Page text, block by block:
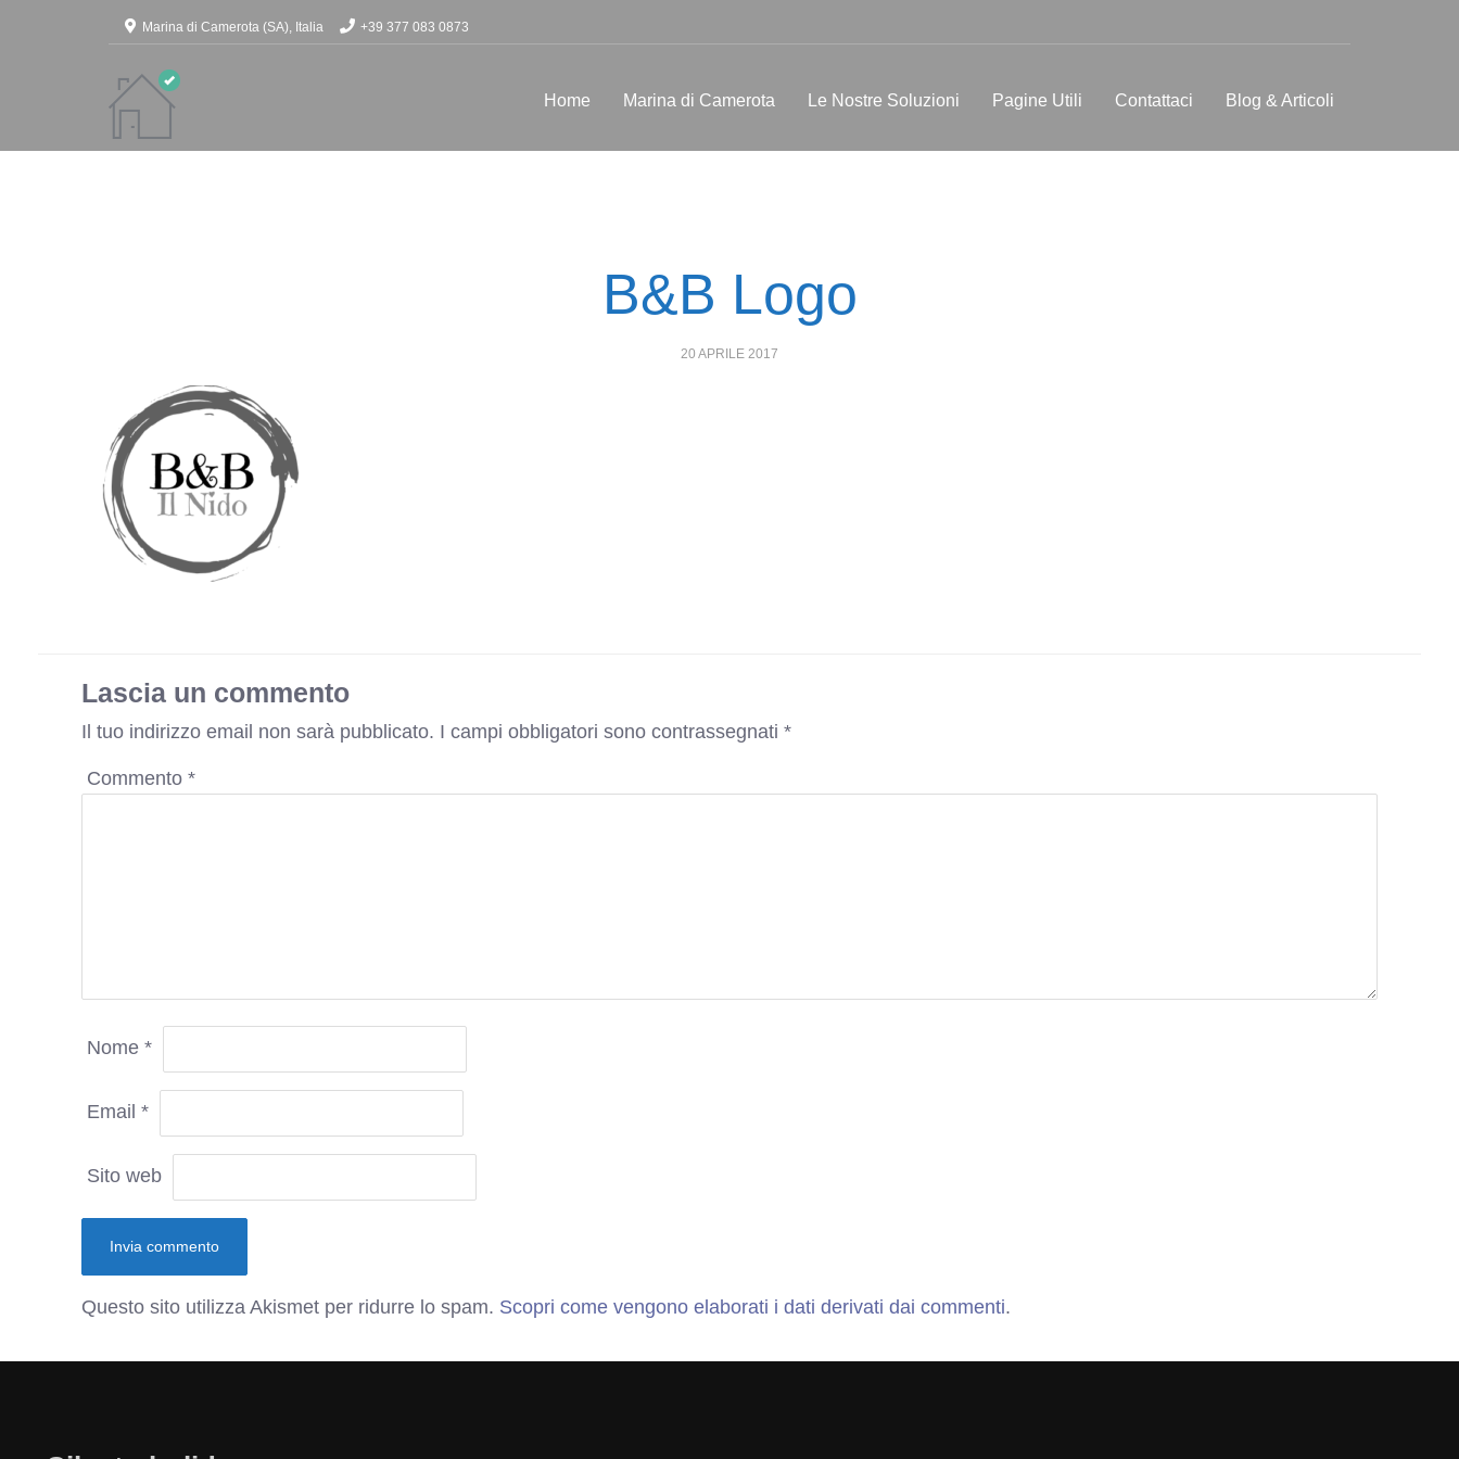
Marina di Camerota (SA), Italia +39 377 083 0873
Home Marina di Camerota Le Nostre Soluzioni Pagine Utili Contattaci Blog & Articoli
B&B Logo
POSTED
20 APRILE 2017
Lascia un commento
Il tuo indirizzo email non sarà pubblicato. I campi obbligatori sono contrassegnati *
Commento *
Nome *
Email *
Sito web
Questo sito utilizza Akismet per ridurre lo spam. Scopri come vengono elaborati i dati derivati dai commenti.